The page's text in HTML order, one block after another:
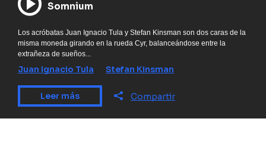
Somnium
Los acróbatas Juan Ignacio Tula y Stefan Kinsman son dos caras de la
misma moneda girando en la rueda Cyr, balanceándose entre la
extrañeza de sueños...
Juan Ignacio Tula Stefan Kinsman
Leer más Compartir